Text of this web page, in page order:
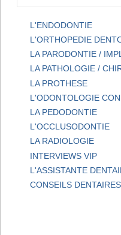
L'ENDODONTIE
L'ORTHOPEDIE
LA PARODONTIE /
LA PATHOLOGIE /
LA PROTHESE
L'ODONTOLOGIE
LA PEDODONTIE
L'OCCLUSODONTIE
LA RADIOLOGIE
INTERVIEWS VIP
L'ASSISTANTE
CONSEILS DENTAIRES